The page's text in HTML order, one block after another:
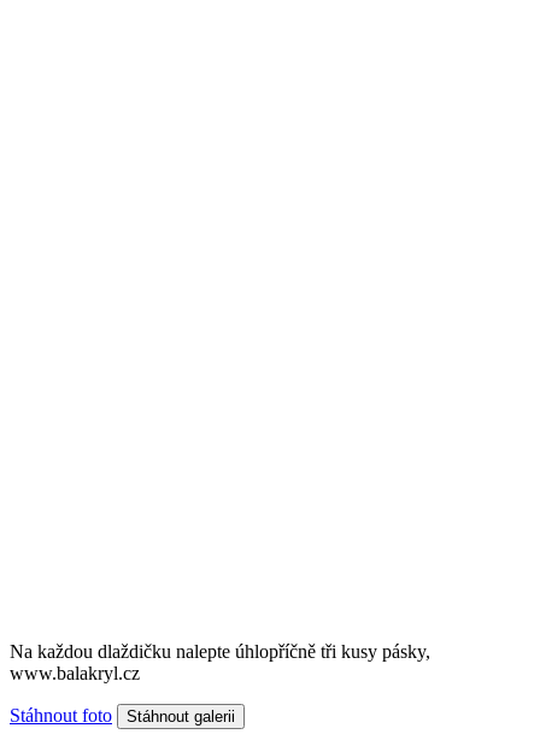
Na každou dlaždičku nalepte úhlopříčně tři kusy pásky,
www.balakryl.cz
Stáhnout foto